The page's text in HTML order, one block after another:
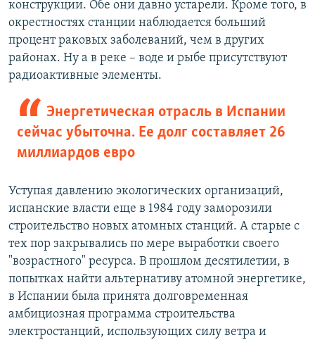
конструкции. Обе они давно устарели. Кроме того, в
окрестностях станции наблюдается больший
процент раковых заболеваний, чем в других
районах. Ну а в реке – воде и рыбе присутствуют
радиоактивные элементы.
Энергетическая отрасль в Испании
сейчас убыточна. Ее долг составляет 26
миллиардов евро
Уступая давлению экологических организаций,
испанские власти еще в 1984 году заморозили
строительство новых атомных станций. А старые с
тех пор закрывались по мере выработки своего
"возрастного" ресурса. В прошлом десятилетии, в
попытках найти альтернативу атомной энергетике,
в Испании была принята долговременная
амбициозная программа строительства
электростанций, использующих силу ветра и